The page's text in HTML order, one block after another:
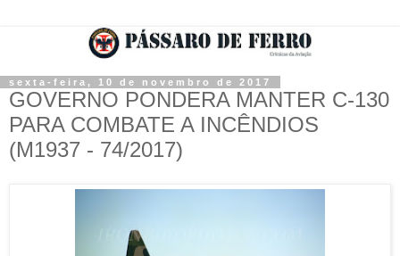
sexta-feira, 10 de novembro de 2017
GOVERNO PONDERA MANTER C-130
PARA COMBATE A INCÊNDIOS
(M1937 - 74/2017)